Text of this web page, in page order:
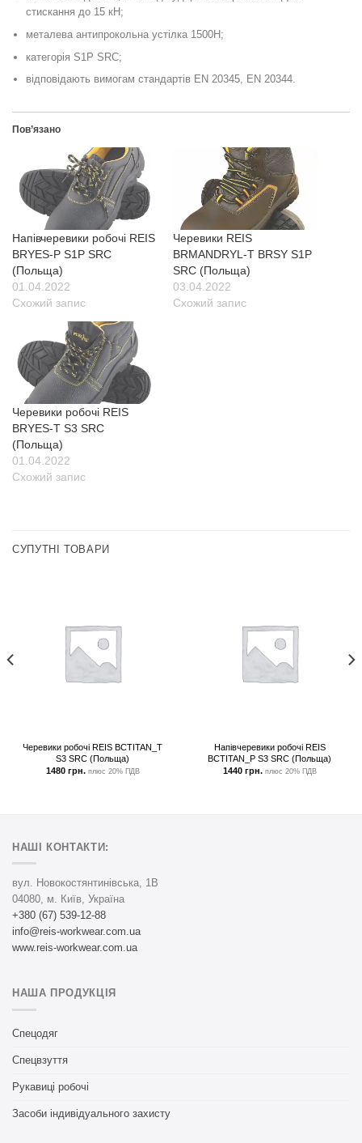
стискання до 15 кН;
металева антипрокольна устілка 1500Н;
категорія S1P SRC;
відповідають вимогам стандартів EN 20345, EN 20344.
Пов’язано
Напівчеревики робочі REIS
BRYES-P S1P SRC
(Польща)
01.04.2022
Схожий запис
Черевики REIS
BRMANDRYL-T BRSY S1P
SRC (Польща)
03.04.2022
Схожий запис
Черевики робочі REIS
BRYES-T S3 SRC
(Польща)
01.04.2022
Схожий запис
СУПУТНІ ТОВАРИ
Черевики робочі REIS BCTITAN_T
S3 SRC (Польща)
1480 грн. плюс 20% ПДВ
Напівчеревики робочі REIS
BCTITAN_P S3 SRC (Польща)
1440 грн. плюс 20% ПДВ
НАШІ КОНТАКТИ:
вул. Новокостянтинівська, 1В
04080, м. Київ, Україна
+380 (67) 539-12-88
info@reis-workwear.com.ua
www.reis-workwear.com.ua
НАША ПРОДУКЦІЯ
Спецодяг
Спецвзуття
Рукавиці робочі
Засоби індивідуального захисту